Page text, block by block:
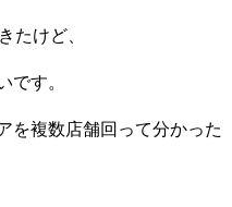
たけど、
です。
を複数店舗回って分かった